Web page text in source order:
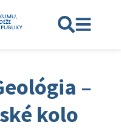
–
kolo